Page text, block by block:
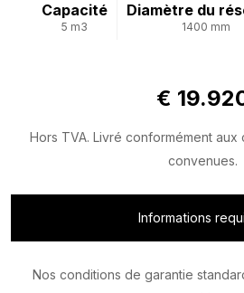
Capacité
5 m3
Diamètre du
1400 mm
€
Hors TVA. Livré conformément
convenues.
Informations
Nos conditions de garantie